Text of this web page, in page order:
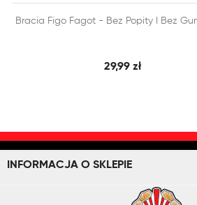
DODAJ DO KOSZYKA SZYBKI
Bracia Figo Fagot - Bez Popity I Bez
29,99 zł
INFORMACJA O SKLEPIE